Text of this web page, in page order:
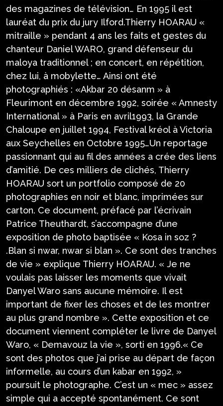
des magazines de télévision… En 1995 il est
lauréat du prix du jury Ilford.Thierry HOARAU «
mitraille » pendant 4 ans les faits et gestes du
chanteur Daniel WARO, grand défenseur du
maloya traditionnel ; en concert, en répétition,
chez lui, à mobylette… Ainsi ont été
photographiés : «Akbar 20 désanm » à
Fleurimont en décembre 1992, soirée « Amnesty
International » à Paris en avril1993, la Grande
Chaloupe en juillet 1994, Festival kréol à Victoria
aux Seychelles en Octobre 1995…Un reportage
passionnant qui au fil des années a crée des liens
d’amitié. De ces milliers de clichés, Thierry
HOARAU sort un portfolio composé de 20
photographies en noir et blanc, imprimées sur
carton. Ce document, préfacé par l’écrivain
Patrice Theuthardt, s’accompagne d’une
exposition de photo baptisée « Kosa in soz ?
.Blan si nwar, nwar si blan ». Ce sont des tranches
de vie » explique Thierry HOARAU. « Je ne
voulais pas laisser les moments que vivait
Danyel Waro sans aucune mémoire. Il est
important de fixer les choses et de les montrer
au plus grand nombre ». Cette exposition et ce
document viennent compléter le livre de Danyel
Waro, « Demavouz la vie », sorti en 1996.« Ce
sont des photos que j’ai prise au départ de façon
informelle, au cours d’un kabar en 1992, »
poursuit le photographe. C’est un « mec » assez
simple qui a accepté spontanément. Ce sont